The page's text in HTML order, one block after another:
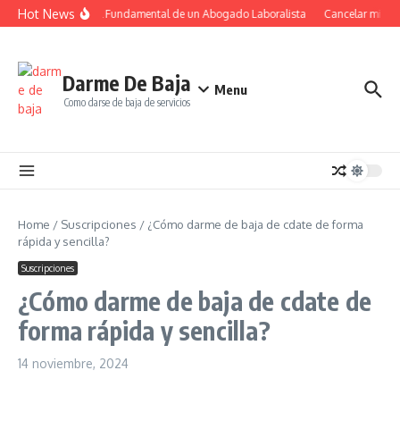
Saltar al contenido
Hot NewsEl Papel Fundamental de un Abogado Laboralista Cancelar mi
Darme De Baja
Como darse de baja de servicios
Menu
Home / Suscripciones / ¿Cómo darme de baja de cdate de forma
rápida y sencilla?
Suscripciones
¿Cómo darme de baja de cdate de
forma rápida y sencilla?
14 noviembre, 2024